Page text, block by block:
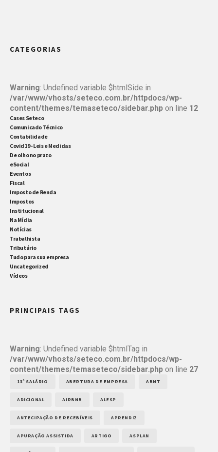
CATEGORIAS
Warning: Undefined variable $htmlSide in
/var/www/vhosts/seteco.com.br/httpdocs/wp-
content/themes/temaseteco/sidebar.php on line 12
Cases Seteco
Comunicado Técnico
Contabilidade
Covid19 - Leis e Medidas
De olho no prazo
eSocial
Eventos
Fiscal
Imposto de Renda
Impostos
Institucional
Na Mídia
Notícias
Trabalhista
Tributário
Tudo para sua empresa
Uncategorized
Vídeos
PRINCIPAIS TAGS
Warning: Undefined variable $htmlTag in
/var/www/vhosts/seteco.com.br/httpdocs/wp-
content/themes/temaseteco/sidebar.php on line 27
13º SALÁRIO ABERTURA DE EMPRESA ABNT
ADICIONAL AIRBNB ALESP
ANTECIPAÇÃO DE RECEBÍVEIS APRENDIZ
APURAÇÃO ASSISTIDA ARTIGO ASPLAN